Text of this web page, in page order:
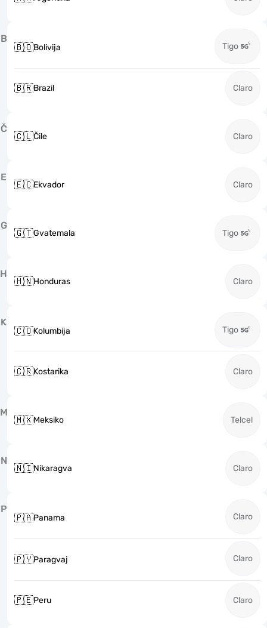
B
🇧🇴Bolivija Tigo
🇧🇷Brazil Claro
Č
🇨🇱Čile Claro
E
🇪🇨Ekvador Claro
G
🇬🇹Gvatemala Tigo
H
🇭🇳Honduras Claro
K
🇨🇴Kolumbija Tigo
🇨🇷Kostarika Claro
M
🇲🇽Meksiko Telcel
N
🇳🇮Nikaragva Claro
P
🇵🇦Panama Claro
🇵🇾Paragvaj Claro
🇵🇪Peru Claro